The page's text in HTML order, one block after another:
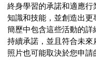
終身學習的承諾和適應行
知識和技能，並創造出
簡歷中包含這些活動的
持續承諾，並且符合未
照片也可能取決於您申